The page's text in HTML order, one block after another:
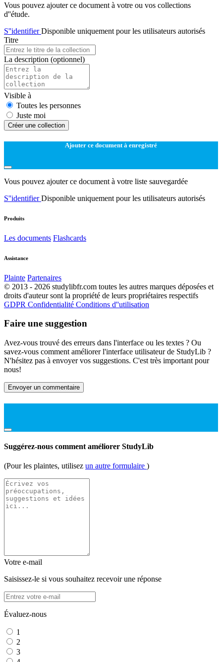
Vous pouvez ajouter ce document à votre ou vos collections
d''étude.
S''identifierDisponible uniquement pour les utilisateurs autorisés
Titre
La description (optionnel)
Visible à
Toutes les personnes
Juste moi
Créer une collection
Ajouter ce document à enregistré
Vous pouvez ajouter ce document à votre liste sauvegardée
S''identifierDisponible uniquement pour les utilisateurs autorisés
Produits
Les documents Flashcards
Assistance
Plainte Partenaires
© 2013 - 2026 studylibfr.com toutes les autres marques déposées et
droits d'auteur sont la propriété de leurs propriétaires respectifs
GDPR Confidentialité Conditions d''utilisation
Faire une suggestion
Avez-vous trouvé des erreurs dans l'interface ou les textes ? Ou
savez-vous comment améliorer l'interface utilisateur de StudyLib ?
N'hésitez pas à envoyer vos suggestions. C'est très important pour
nous!
Envoyer un commentaire
Suggérez-nous comment améliorer StudyLib
(Pour les plaintes, utilisez un autre formulaire )
Votre e-mail
Saisissez-le si vous souhaitez recevoir une réponse
Évaluez-nous
1
2
3